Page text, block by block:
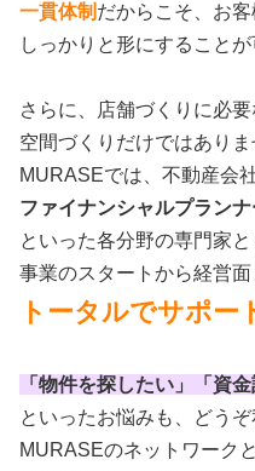
一貫体制 だからこそ、お
しっかりと形にすることが
さらに、店舗づくりに必
空間づくりだけではありま
MURASEでは、不動産会
ファイナンシャルプラン
といった各分野の専門家と
事業のスタートから経営
トータルでサポー
「物件を探したい」「資金
といったお悩みも、どう
MURASEのネットワーク